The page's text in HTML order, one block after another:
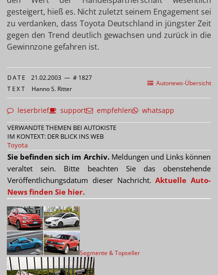
gesteigert, hieß es. Nicht zuletzt seinem Engagement sei
zu verdanken, dass Toyota Deutschland in jüngster Zeit
gegen den Trend deutlich gewachsen und zurück in die
Gewinnzone gefahren ist.
Autonews-Übersicht
DATE 21.02.2003 — # 1827
TEXT Hanno S. Ritter
leserbrief support empfehlen whatsapp
VERWANDTE THEMEN BEI AUTOKISTE
IM KONTEXT: DER BLICK INS WEB
Toyota
Sie befinden sich im Archiv.Meldungen und Links können
veraltet sein. Bitte beachten Sie das obenstehende
Veröffentlichungsdatum dieser Nachricht.Aktuelle Auto-
News finden Sie hier.
Segmente & Topseller